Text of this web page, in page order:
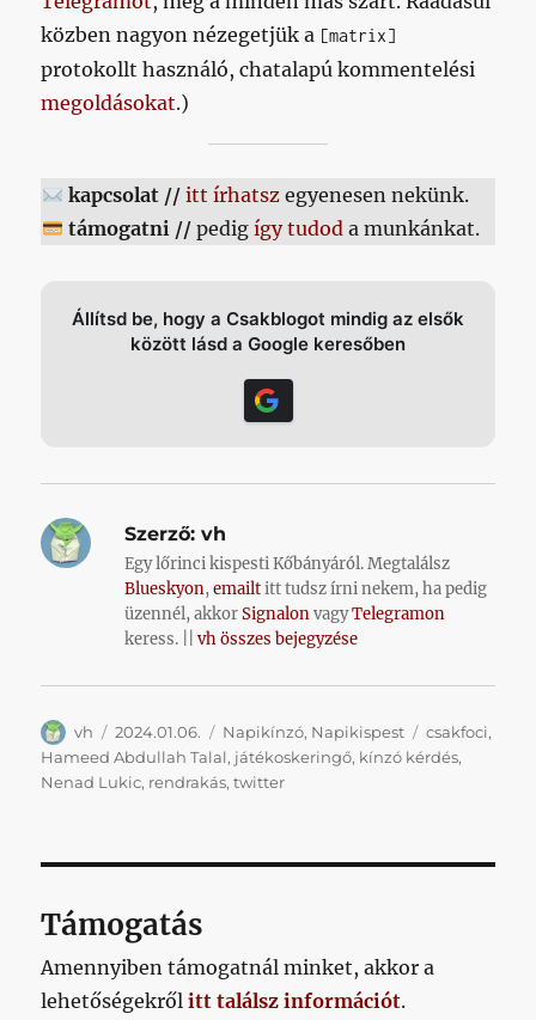
közben nagyon nézegetjük a [matrix]
protokollt használó, chatalapú kommentelési
megoldásokat.)
kapcsolat // itt írhatszegyenesen nekünk.
támogatni //pedig így tudod a munkánkat.
Állítsd be, hogy a Csakblogot mindig az elsők
között lásd a Google keresőben
Szerző: vh
Egy lőrinci kispesti Kőbányáról. Megtalálsz
Blueskyon,emailtitt tudsz írni nekem, ha pedig
üzennél, akkorSignalonvagyTelegramon
keress. ||vh összes bejegyzése
Szerző
vh Közzétéve
2024.01.06. Kategória
Napikínzó, Napikispest Címke
csakfoci,
Hameed Abdullah Talal, játékoskeringő, kínzó kérdés,
Nenad Lukic, rendrakás,twitter
Támogatás
Amennyiben támogatnál minket, akkor a
lehetőségekrőlitt találsz információt.